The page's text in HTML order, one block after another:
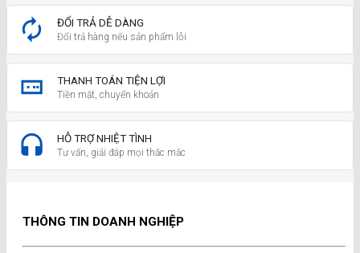
ĐỔI TRẢ DỄ DÀNG
Đổi trả hàng nếu sản phẩm lỗi
THANH TOÁN TIỆN LỢI
Tiền mặt, chuyển khoản
HỖ TRỢ NHIỆT TÌNH
Tư vấn, giải đáp mọi thắc mắc
THÔNG TIN DOANH NGHIỆP